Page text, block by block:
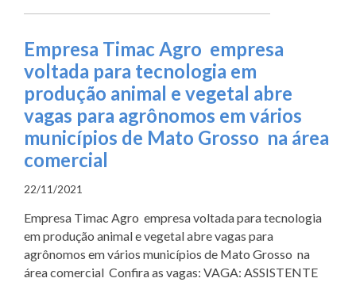
Empresa Timac Agro empresa
voltada para tecnologia em
produção animal e vegetal abre
vagas para agrônomos em vários
municípios de Mato Grosso na área
comercial
22/11/2021
Empresa Timac Agro empresa voltada para tecnologia
em produção animal e vegetal abre vagas para
agrônomos em vários municípios de Mato Grosso na
área comercial Confira as vagas: VAGA: ASSISTENTE